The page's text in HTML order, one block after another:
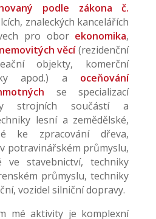
podle zákona č.
znaleckých kancelářích
pro obor ekonomika,
věcí(rezidenční
objekty, komerční
apod.) a oceňování
se specializací
strojních součástí a
lesní a zemědělské,
ke zpracování dřeva,
potravinářském průmyslu,
ve stavebnictví, techniky
průmyslu, techniky
vozidel silniční dopravy.
mé aktivity je komplexní